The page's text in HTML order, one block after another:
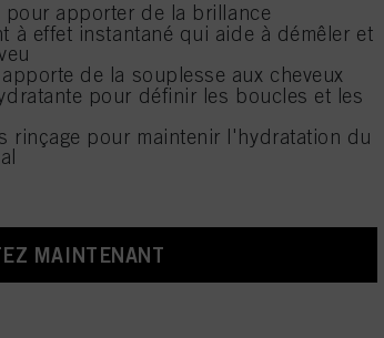
pour apporter de la brillance
à effet instantané qui aide à démêler et
de la souplesse aux cheveux
pour définir les boucles et les
rinçage pour maintenir l'hydratation du
MAINTENANT